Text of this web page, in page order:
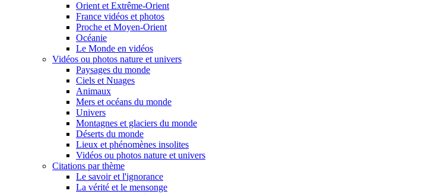
Orient et Extrême-Orient
France vidéos et photos
Proche et Moyen-Orient
Océanie
Le Monde en vidéos
Vidéos ou photos nature et univers
Paysages du monde
Ciels et Nuages
Animaux
Mers et océans du monde
Univers
Montagnes et glaciers du monde
Déserts du monde
Lieux et phénomènes insolites
Vidéos ou photos nature et univers
Citations par thème
Le savoir et l'ignorance
La vérité et le mensonge